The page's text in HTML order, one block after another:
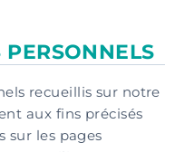
recueillis sur notre
aux fins précisés
sur les pages